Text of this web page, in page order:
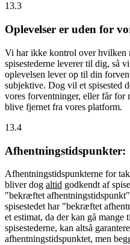
13.3
Oplevelser er uden for
Vi har ikke kontrol over hvilken
spisestederne leverer til dig, så
oplevelsen lever op til din
subjektive. Dog vil et spisested
vores forventninger, eller får for
blive fjernet fra vores platform.
13.4
Afhentningstidspunkter:
Afhentningstidspunkterne for
bliver dog altid godkendt af
"bekræftet
spisestedet har "bekræftet
et estimat, da der kan gå
spisestederne, kan altså
afhentningstidspunktet, men